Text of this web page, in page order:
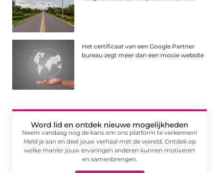
Het certificaat van een Google Partner
bureau zegt meer dan een mooie website
Word lid en ontdek nieuwe mogelijkheden
Neem vandaag nog de kans om ons platform te verkennen!
Meld je aan en deel jouw verhaal met de wereld. Ontdek op
welke manier jouw ervaringen anderen kunnen motiveren
en samenbrengen.